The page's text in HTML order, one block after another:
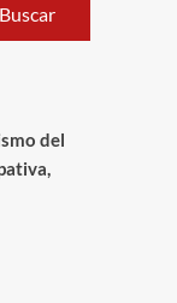
Buscar
del